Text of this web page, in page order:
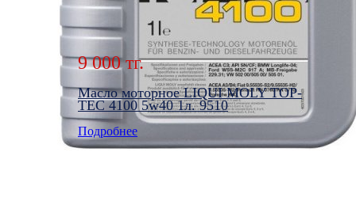
9 000 тг.
Масло моторное LIQUI MOLY TOP-
TEC 4100 5w40 1л. 9510
Подробнее